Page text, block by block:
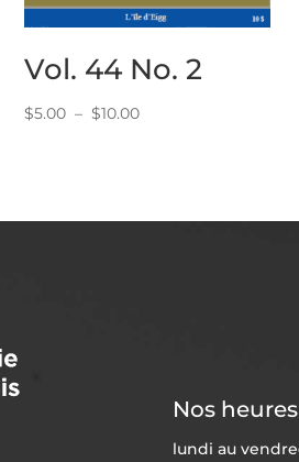
Vol. 44 No. 2
$5.00 – $10.00Plage
Nos
lundi au